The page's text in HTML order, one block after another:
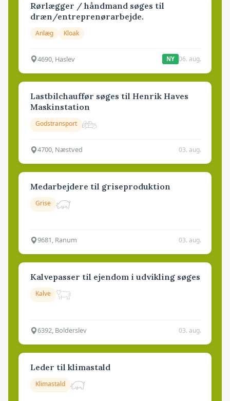
Rørlægger / håndmand søges til
dræn/entreprenørarbejde.
Anlæg Kloak
4690, Haslev NY 06. aug.
Lastbilchauffør søges til Henrik Haves
Maskinstation
Godstransport
4700, Næstved 03. aug.
Medarbejdere til griseproduktion
Grise
9681, Ranum 03. aug.
Kalvepasser til ejendom i udvikling søges
Kalve
6392, Bolderslev 03. aug.
Leder til klimastald
Klimastald